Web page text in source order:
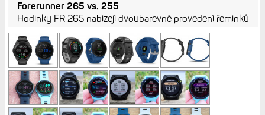
Forerunner 265 vs. 255
Hodinky FR 265 nabízejí dvoubarevné provedení řemínků